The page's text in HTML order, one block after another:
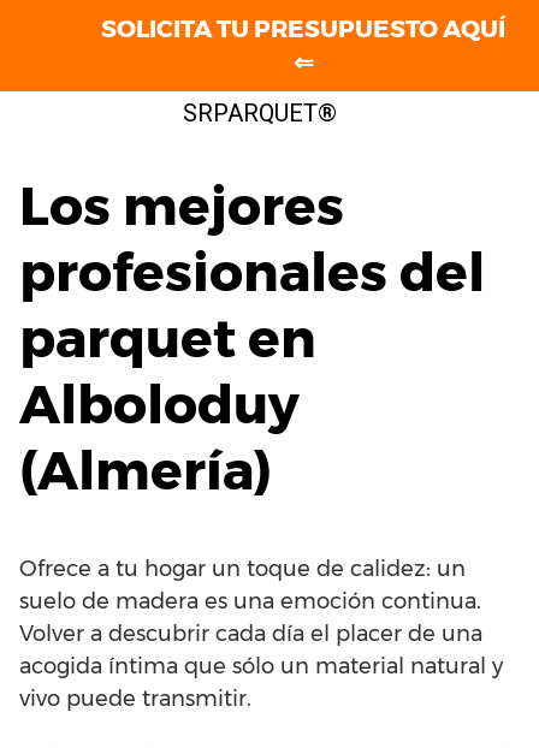
SRPARQUET®
Los mejores
profesionales del
parquet en
Alboloduy
(Almería)
Ofrece a tu hogar un toque de calidez: un
suelo de madera es una emoción continua.
Volver a descubrir cada día el placer de una
acogida íntima que sólo un material natural y
vivo puede transmitir.
SOLICITA TU PRESUPUESTO AQUÍ
⇐